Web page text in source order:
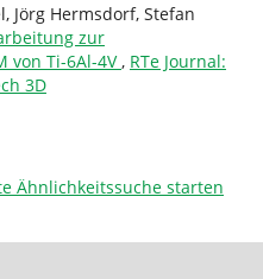
Jörg Hermsdorf, Stefan
zur
von Ti-6Al-4V , RTe Journal:
3D
Ähnlichkeitssuche starten